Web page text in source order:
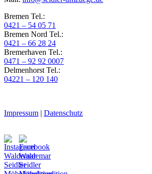
Bremen Tel.:
0421 – 54 05 71
Bremen Nord Tel.:
0421 – 66 28 24
Bremerhaven Tel.:
0471 – 92 92 0007
Delmenhorst Tel.:
04221 – 120 140
Impressum | Datenschutz